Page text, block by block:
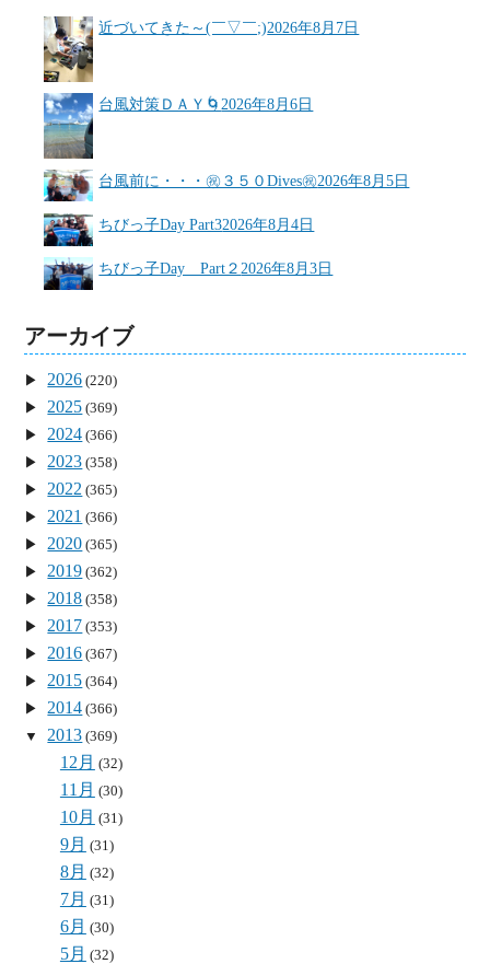
近づいてきた～(￣▽￣;)2026年8月7日
台風対策ＤＡＹ🌀 2026年8月6日
台風前に・・・㊗３５０Dives㊗2026年8月5日
ちびっ子Day Part32026年8月4日
ちびっ子Day Part２ 2026年8月3日
アーカイブ
2026 (220)
2025 (369)
2024 (366)
2023 (358)
2022 (365)
2021 (366)
2020 (365)
2019 (362)
2018 (358)
2017 (353)
2016 (367)
2015 (364)
2014 (366)
2013 (369)
12月 (32)
11月 (30)
10月 (31)
9月 (31)
8月 (32)
7月 (31)
6月 (30)
5月 (32)